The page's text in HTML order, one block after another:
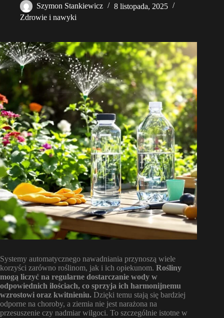
Szymon Stankiewicz
8 listopada, 2025
Zdrowie i nawyki
Systemy automatycznego nawadniania przynoszą wiele
korzyści zarówno roślinom, jak i ich opiekunom. Rośliny
mogą liczyć na regularne dostarczanie wody w
odpowiednich ilościach, co sprzyja ich harmonijnemu
wzrostowi oraz kwitnieniu. Dzięki temu stają się bardziej
odporne na choroby, a ziemia nie jest narażona na
przesuszenie czy nadmiar wilgoci. To szczególnie istotne w